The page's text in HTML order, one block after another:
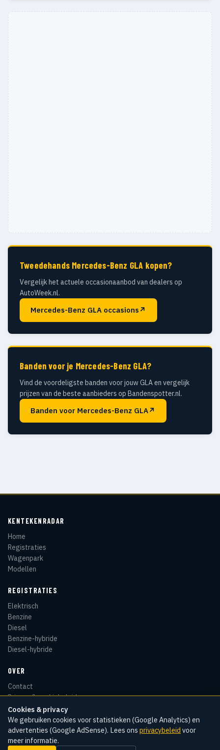
Cookies & privacy
We gebruiken cookies voor statistieken (Google Analytics) en
advertenties (Google AdSense). Lees ons privacybeleid voor
meer informatie.
Tweedehands Mercedes-Benz GLA kopen?
Vergelijk het actuele occasionaanbod van dealers op
AutoWeek.nl.
Mercedes-Benz GLA occasions ↗
Banden voor je Mercedes-Benz GLA?
Vind de voordeligste banden voor jouw GLA en vergelijk
prijzen van de beste aanbieders op Bandenspotter.nl.
Banden voor Mercedes-Benz GLA↗
KENTEKENRADAR
Home
Registraties
Wagenpark
Modellen
REGISTRATIES
Elektrisch
Benzine
Diesel
Benzine-hybride
Diesel-hybride
OVER
Contact
Privacy & cookiebeleid
Disclaimer
Sitemap